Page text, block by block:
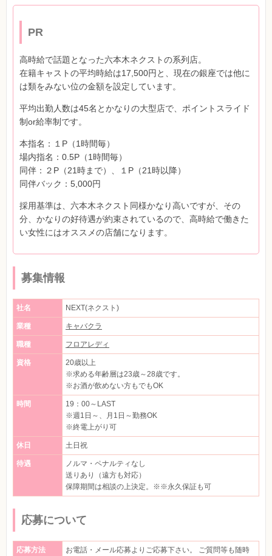
PR
高時給で話題となった六本木ネクストの系列店。
在籍キャストの平均時給は17,500円と、現在の銀座では他に
は類をみない位の金額を設定しています。
平均出勤人数は45名とかなりの大型店で、ポイントスライド
制or給率制です。
本指名：１P（1時間毎）
場内指名：0.5P（1時間毎）
同伴：２P（21時まで）、１P（21時以降）
同伴バック：5,000円
採用基準は、六本木ネクスト同様かなり高いですが、その
分、かなりの好待遇が約束されているので、高時給で働きた
い女性にはオススメの店舗になります。
募集情報
社名 NEXT(ネクスト)
業種 キャバクラ
職種 フロアレディ
資格
20歳以上
※求める年齢層は23歳～28歳です。
※お酒が飲めない方もでもOK
時間
19：00～LAST
※週1日～、月1日～勤務OK
※終電上がり可
休日 土日祝
待遇
ノルマ・ペナルティなし
送りあり（遠方も対応）
保障期間は相談の上決定。※※永久保証も可
応募について
応募方法
お電話・メール応募よりご応募下さい。 ご質問等も随時